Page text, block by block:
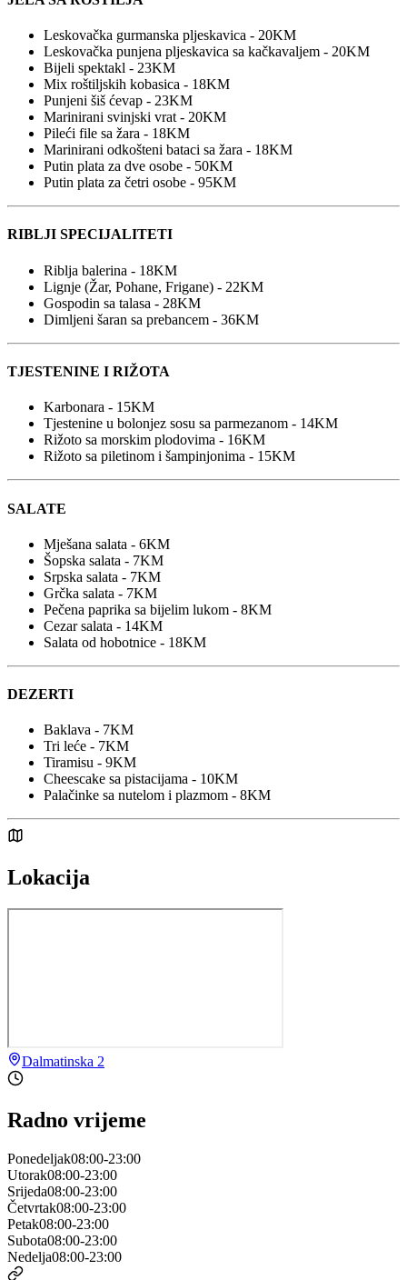
Leskovačka gurmanska pljeskavica - 20KM
Leskovačka punjena pljeskavica sa kačkavaljem - 20KM
Bijeli spektakl - 23KM
Mix roštiljskih kobasica - 18KM
Punjeni šiš ćevap - 23KM
Marinirani svinjski vrat - 20KM
Pileći file sa žara - 18KM
Marinirani odkošteni bataci sa žara - 18KM
Putin plata za dve osobe - 50KM
Putin plata za četri osobe - 95KM
RIBLJI SPECIJALITETI
Riblja balerina - 18KM
Lignje (Žar, Pohane, Frigane) - 22KM
Gospodin sa talasa - 28KM
Dimljeni šaran sa prebancem - 36KM
TJESTENINE I RIŽOTA
Karbonara - 15KM
Tjestenine u bolonjez sosu sa parmezanom - 14KM
Rižoto sa morskim plodovima - 16KM
Rižoto sa piletinom i šampinjonima - 15KM
SALATE
Mješana salata - 6KM
Šopska salata - 7KM
Srpska salata - 7KM
Grčka salata - 7KM
Pečena paprika sa bijelim lukom - 8KM
Cezar salata - 14KM
Salata od hobotnice - 18KM
DEZERTI
Baklava - 7KM
Tri leće - 7KM
Tiramisu - 9KM
Cheescake sa pistacijama - 10KM
Palačinke sa nutelom i plazmom - 8KM
Lokacija
Dalmatinska 2
Radno vrijeme
Ponedeljak08:00-23:00
Utorak08:00-23:00
Srijeda08:00-23:00
Četvrtak08:00-23:00
Petak08:00-23:00
Subota08:00-23:00
Nedelja08:00-23:00